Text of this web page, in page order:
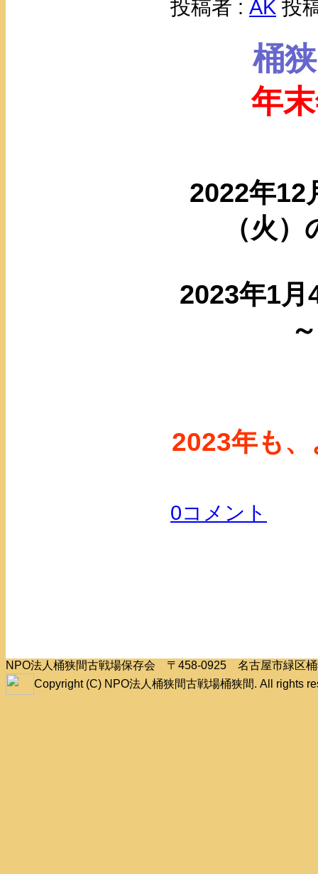
投稿者 : AK 投
桶
年
2022年12
（火
2023年1月
2023年も
0コメント
NPO法人桶狭間古戦場保存会 〒458-0925 名古屋市緑区
Copyright (C) NPO法人桶狭間古戦場桶狭間. All rights